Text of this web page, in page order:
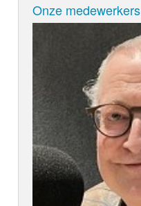
Onze medewerkers